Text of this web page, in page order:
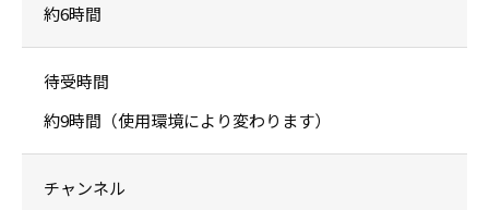
約6時間
待受時間
約9時間（使用環境により変わります）
チャンネル